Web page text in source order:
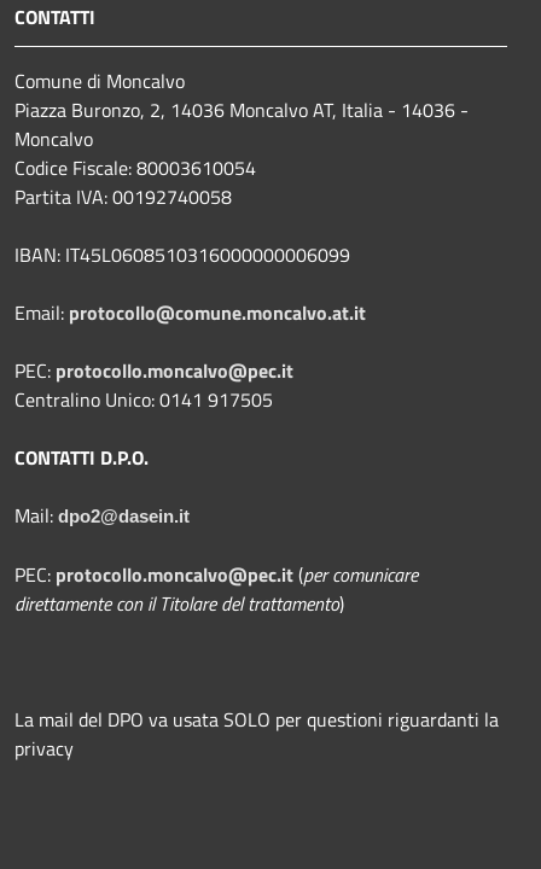
CONTATTI
Comune di Moncalvo
Piazza Buronzo, 2, 14036 Moncalvo AT, Italia - 14036 -
Moncalvo
Codice Fiscale: 80003610054
Partita IVA: 00192740058
IBAN: IT45L0608510316000000006099
Email: protocollo@comune.moncalvo.at.it
PEC: protocollo.moncalvo@pec.it
Centralino Unico: 0141 917505
CONTATTI D.P.O.
Mail: dpo2@dasein.it
PEC: protocollo.moncalvo@pec.it(per comunicare
direttamente con il Titolare del trattamento)
La mail del DPO va usata SOLO per questioni riguardanti la
privacy